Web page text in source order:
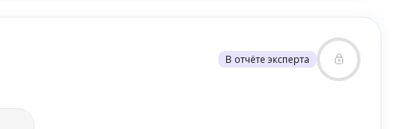
В отчёте эксперта